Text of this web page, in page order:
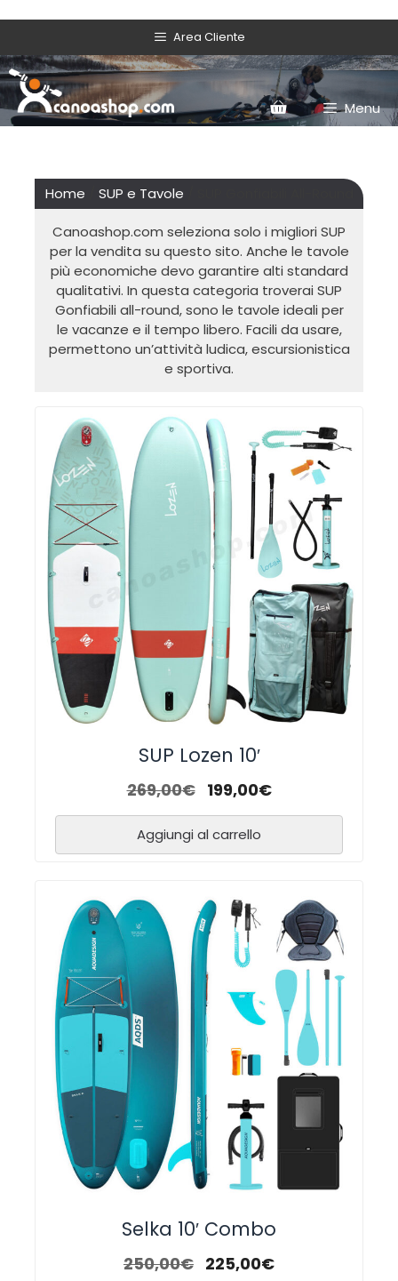
Area Cliente
Menu
Home SUP e Tavole
Canoashop.com seleziona solo i migliori SUP
per la vendita su questo sito. Anche le tavole
più economiche devo garantire alti standard
qualitativi. In questa categoria troverai SUP
Gonfiabili all-round, sono le tavole ideali per
le vacanze e il tempo libero. Facili da usare,
permettono un’attività ludica, escursionistica
e sportiva.
SUP Lozen 10′
269,00€ 199,00€
Aggiungi al carrello
Selka 10′ Combo
250,00€ 225,00€